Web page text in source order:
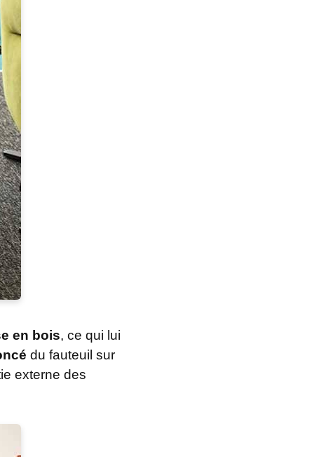
en bois, ce qui lui
du fauteuil sur
externe des